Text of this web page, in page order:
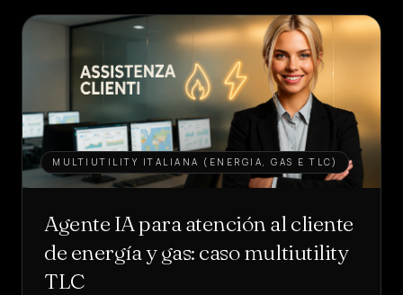
MULTIUTILITY ITALIANA (ENERGIA, GAS E TLC)
Agente IA para atención al cliente
de energía y gas: caso multiutility
TLC